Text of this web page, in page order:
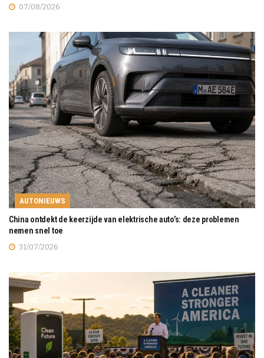
07/08/2026
AUTONIEUWS
China ontdekt de keerzijde van elektrische auto’s: deze problemen
nemen snel toe
31/07/2026